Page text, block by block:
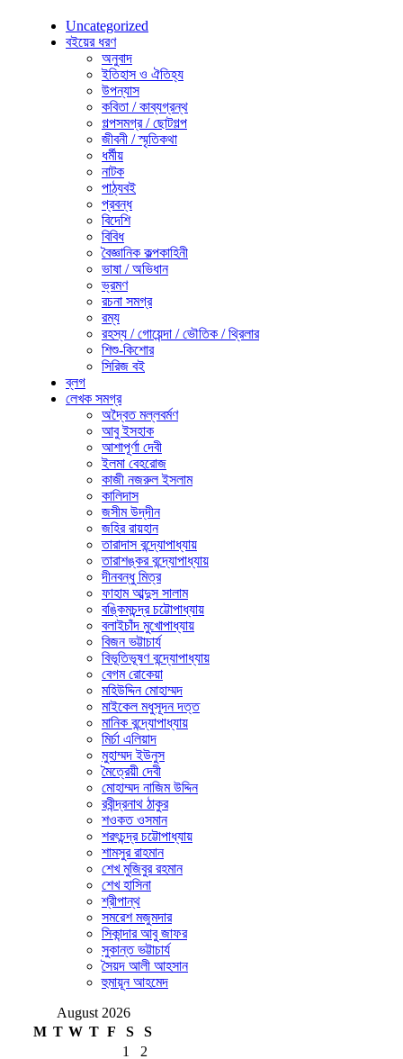
Uncategorized
বইয়ের ধরণ
অনুবাদ
ইতিহাস ও ঐতিহ্য
উপন্যাস
কবিতা / কাব্যগ্রন্থ
গল্পসমগ্র / ছোটগল্প
জীবনী / স্মৃতিকথা
ধর্মীয়
নাটক
পাঠ্যবই
প্রবন্ধ
বিদেশি
বিবিধ
বৈজ্ঞানিক কল্পকাহিনী
ভাষা / অভিধান
ভ্রমণ
রচনা সমগ্র
রম্য
রহস্য / গোয়েন্দা / ভৌতিক / থ্রিলার
শিশু-কিশোর
সিরিজ বই
ব্লগ
লেখক সমগ্র
অদ্বৈত মল্লবর্মণ
আবু ইসহাক
আশাপূর্ণা দেবী
ইলমা বেহরোজ
কাজী নজরুল ইসলাম
কালিদাস
জসীম উদ্‌দীন
জহির রায়হান
তারাদাস বন্দ্যোপাধ্যায়
তারাশঙ্কর বন্দ্যোপাধ্যায়
দীনবন্ধু মিত্র
ফাহাম আব্দুস সালাম
বঙ্কিমচন্দ্র চট্টোপাধ্যায়
বলাইচাঁদ মুখোপাধ্যায়
বিজন ভট্টাচার্য
বিভূতিভূষণ বন্দ্যোপাধ্যায়
বেগম রোকেয়া
মহিউদ্দিন মোহাম্মদ
মাইকেল মধুসূদন দত্ত
মানিক বন্দ্যোপাধ্যায়
মির্চা এলিয়াদ
মুহাম্মদ ইউনুস
মৈত্রেয়ী দেবী
মোহাম্মদ নাজিম উদ্দিন
রবীন্দ্রনাথ ঠাকুর
শওকত ওসমান
শরৎচন্দ্র চট্টোপাধ্যায়
শামসুর রাহমান
শেখ মুজিবুর রহমান
শেখ হাসিনা
শ্রীপান্থ
সমরেশ মজুমদার
সিকান্দার আবু জাফর
সুকান্ত ভট্টাচার্য
সৈয়দ আলী আহসান
হুমায়ূন আহমেদ
August 2026
M T W T F S
S
1
2